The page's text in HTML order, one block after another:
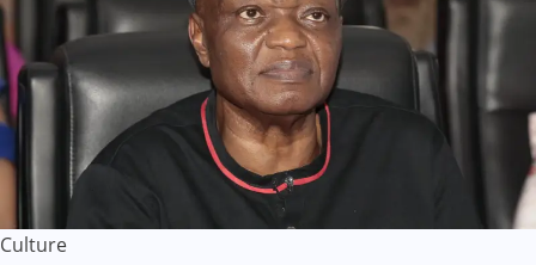
Culture